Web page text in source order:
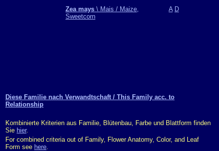
Zea mays \ Mais / Maize,
Sweetcorn
A D
Diese Familie nach Verwandtschaft / This Family acc. to
Relationship
Kombinierte Kriterien aus Familie, Blütenbau, Farbe und Blattform finden
Sie hier.
For combined criteria out of Family, Flower Anatomy, Color, and Leaf
Form see here.